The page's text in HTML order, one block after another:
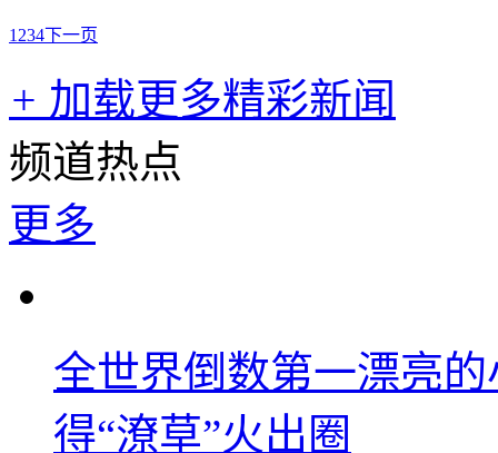
1 234下一页
+ 加载更多精彩新闻
频道热点
更多
全世界倒数第一漂亮
得“潦草”火出圈